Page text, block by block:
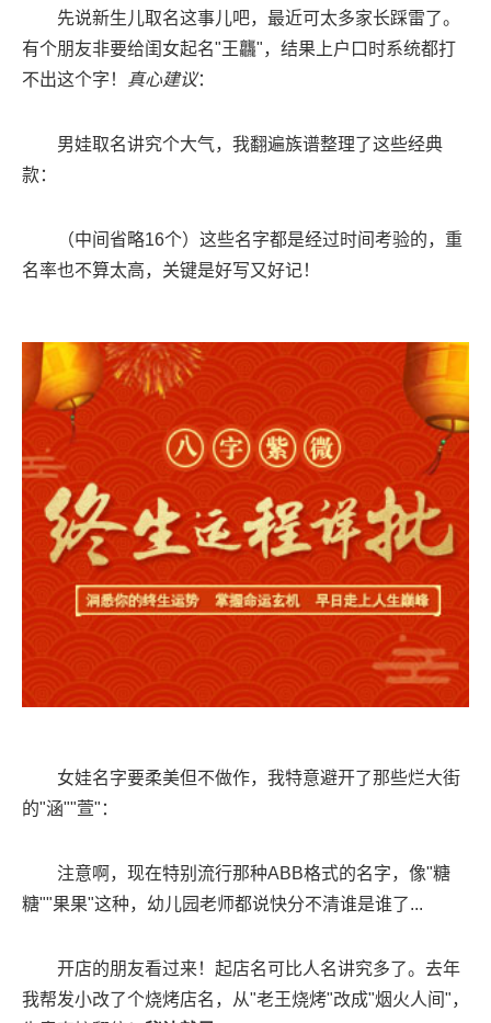
先说新生儿取名这事儿吧，最近可太多家长踩雷了。
有个朋友非要给闺女起名"王龘"，结果上户口时系统都打
不出这个字！ 真心建议：
男娃取名讲究个大气，我翻遍族谱整理了这些经典
款：
（中间省略16个）这些名字都是经过时间考验的，重
名率也不算太高，关键是好写又好记！
女娃名字要柔美但不做作，我特意避开了那些烂大街
的"涵""萱"：
注意啊，现在特别流行那种ABB格式的名字，像"糖
糖""果果"这种，幼儿园老师都说快分不清谁是谁了...
开店的朋友看过来！起店名可比人名讲究多了。去年
我帮发小改了个烧烤店名，从"老王烧烤"改成"烟火人间"，